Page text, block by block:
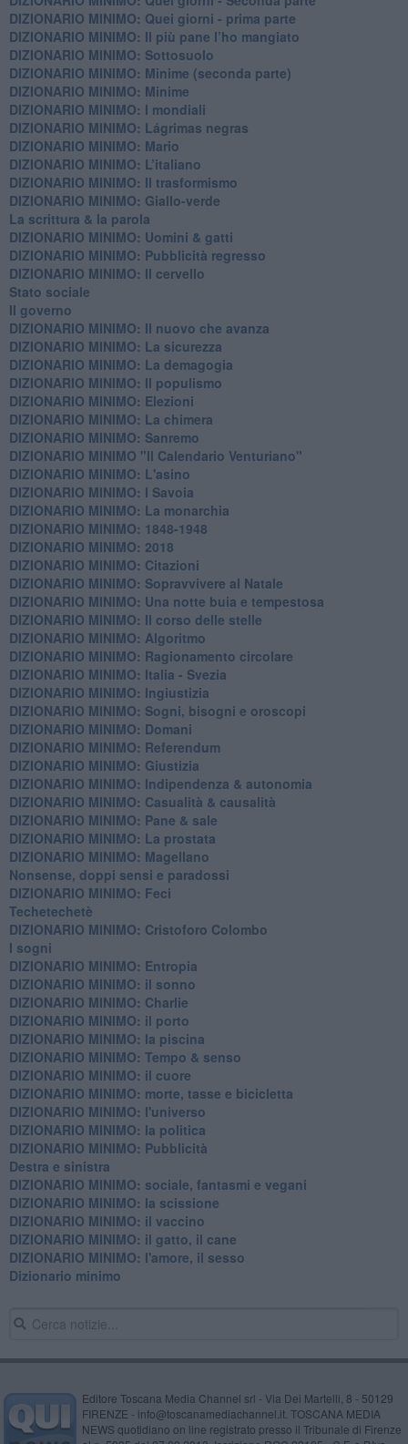
DIZIONARIO MINIMO: Quei giorni - prima parte
DIZIONARIO MINIMO: Il più pane l’ho mangiato
DIZIONARIO MINIMO: Sottosuolo
DIZIONARIO MINIMO: Minime (seconda parte)
DIZIONARIO MINIMO: Minime
DIZIONARIO MINIMO: ​I mondiali
DIZIONARIO MINIMO: ​Lágrimas negras
DIZIONARIO MINIMO: Mario
DIZIONARIO MINIMO: L’italiano
DIZIONARIO MINIMO: Il trasformismo
DIZIONARIO MINIMO: Giallo-verde
La scrittura & la parola
​DIZIONARIO MINIMO: Uomini & gatti
DIZIONARIO MINIMO: ​Pubblicità regresso
DIZIONARIO MINIMO: Il cervello
Stato sociale
Il governo
DIZIONARIO MINIMO: Il nuovo che avanza
DIZIONARIO MINIMO: La sicurezza
DIZIONARIO MINIMO: La demagogia
DIZIONARIO MINIMO: Il populismo
DIZIONARIO MINIMO: Elezioni
DIZIONARIO MINIMO: La chimera
DIZIONARIO MINIMO: Sanremo
DIZIONARIO MINIMO "Il Calendario Venturiano"
DIZIONARIO MINIMO: L'asino
DIZIONARIO MINIMO: I Savoia
DIZIONARIO MINIMO: La monarchia
DIZIONARIO MINIMO: 1848-1948
DIZIONARIO MINIMO: 2018
DIZIONARIO MINIMO: Citazioni
DIZIONARIO MINIMO: ​Sopravvivere al Natale
DIZIONARIO MINIMO: ​Una notte buia e tempestosa
DIZIONARIO MINIMO: Il corso delle stelle
DIZIONARIO MINIMO: Algoritmo
DIZIONARIO MINIMO: Ragionamento circolare
DIZIONARIO MINIMO: Italia - Svezia
DIZIONARIO MINIMO: ​Ingiustizia
DIZIONARIO MINIMO: ​Sogni, bisogni e oroscopi
DIZIONARIO MINIMO: Domani
DIZIONARIO MINIMO: Referendum
DIZIONARIO MINIMO: Giustizia
DIZIONARIO MINIMO: ​Indipendenza & autonomia
DIZIONARIO MINIMO: ​Casualità & causalità
​DIZIONARIO MINIMO: Pane & sale
DIZIONARIO MINIMO: La prostata
​DIZIONARIO MINIMO: Magellano
Nonsense, doppi sensi e paradossi
DIZIONARIO MINIMO: Feci
Techetechetè
DIZIONARIO MINIMO: Cristoforo Colombo
I sogni
DIZIONARIO MINIMO: Entropia
DIZIONARIO MINIMO: il sonno
DIZIONARIO MINIMO: Charlie
DIZIONARIO MINIMO: il porto
DIZIONARIO MINIMO: la piscina
DIZIONARIO MINIMO: Tempo & senso
DIZIONARIO MINIMO: il cuore
DIZIONARIO MINIMO: morte, tasse e bicicletta
DIZIONARIO MINIMO: l'universo
DIZIONARIO MINIMO: la politica
DIZIONARIO MINIMO: Pubblicità
Destra e sinistra
DIZIONARIO MINIMO: sociale, fantasmi e vegani
DIZIONARIO MINIMO: la scissione
DIZIONARIO MINIMO: il vaccino
DIZIONARIO MINIMO: il gatto, il cane
DIZIONARIO MINIMO: l'amore, il sesso
Dizionario minimo
Editore Toscana Media Channel srl - Via Dei Martelli, 8 - 50129
FIRENZE - info@toscanamediachannel.it. TOSCANA MEDIA
NEWS quotidiano on line registrato presso il Tribunale di Firenze